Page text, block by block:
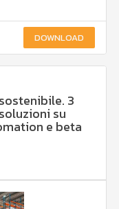
DOWNLOAD
3
su
e beta